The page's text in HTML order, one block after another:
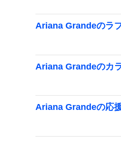
Ariana Grandeのラ
Ariana Grandeのカ
Ariana Grandeの応